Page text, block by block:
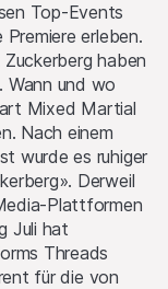
Top-Events
erleben.
haben
Wann und wo
Mixed Martial
Nach einem
wurde es ruhiger
Derweil
Plattformen
Juli hat
Threads
für die von